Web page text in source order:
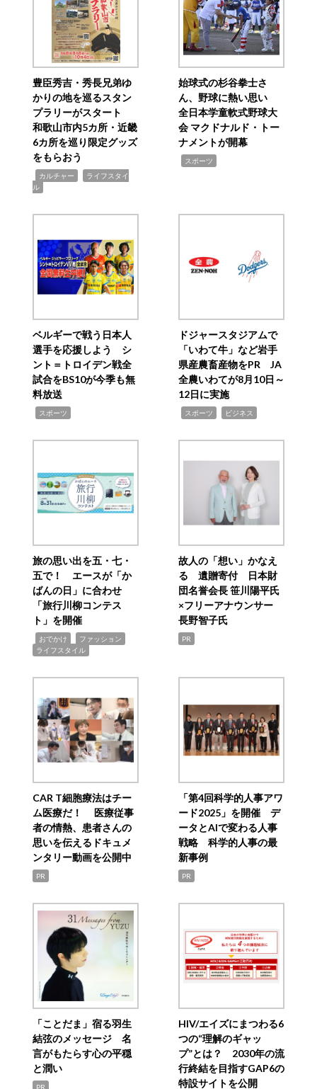
豊臣秀吉・秀長兄弟ゆ
かりの地を巡るスタン
プラリーがスタート
和歌山市内5カ所・近畿
6カ所を巡り限定グッズ
をもらおう
カルチャー
ライフスタイ
ル
始球式の杉谷拳士さ
ん、野球に熱い思い
全日本学童軟式野球大
会 マクドナルド・トー
ナメントが開幕
スポーツ
ベルギーで戦う日本人
選手を応援しよう シ
ント＝トロイデン戦全
試合をBS10が今季も無
料放送
スポーツ
ドジャースタジアムで
「いわて牛」など岩手
県産農畜産物をPR JA
全農いわてが8月10日～
12日に実施
スポーツ ビジネス
旅の思い出を五・七・
五で！ エースが「か
ばんの日」に合わせ
「旅行川柳コンテス
ト」を開催
おでかけ ファッション
ライフスタイル
故人の「想い」かなえ
る 遺贈寄付 日本財
団名誉会長 笹川陽平氏
×フリーアナウンサー
長野智子氏
PR
CAR T細胞療法はチー
ム医療だ！ 医療従事
者の情熱、患者さんの
思いを伝えるドキュメ
ンタリー動画を公開中
PR
「第4回科学的人事アワ
ード2025」を開催 デ
ータとAIで変わる人事
戦略 科学的人事の最
新事例
PR
「ことだま」宿る羽生
結弦のメッセージ 名
言がもたらす心の平穏
と潤い
PR
HIV/エイズにまつわる6
つの“理解のギャッ
プ”とは？ 2030年の流
行終結を目指すGAP6の
特設サイトを公開